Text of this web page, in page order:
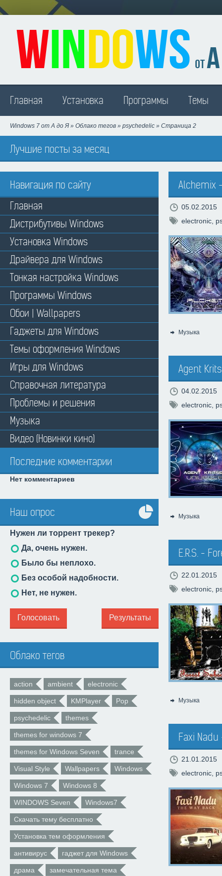
Главная Установка Программы Темы
Windows 7 от А до Я » Облако тегов » psychedelic » Страница 2
Лучшие посты за месяц
Навигация по сайту
Главная
Дистрибутивы Windows
Установка Windows
Драйвера для Windows
Тонкая настройка Windows
Программы Windows
Обои | Wallpapers
Гаджеты для Windows
Темы оформления Windows
Игры для Windows
Справочная литература
Проблемы и решения
Музыка
Видео (Новинки кино)
Последние комментарии
Нет комментариев
Наш опрос
Все
опросы
Нужен ли торрент трекер?
Да, очень нужен.
Было бы неплохо.
Без особой надобности.
Нет, не нужен.
Голосовать Результаты
Облако тегов
action ambient electronic
hidden object KMPlayer Pop
psychedelic themes
themes for windows 7
themes for Windows Seven trance
Visual Style Wallpapers Windows
Windows 7 Windows 8
WINDOWS Seven Windows7
Скачать тему бесплатно
Установка тем оформления
антивирус гаджет для Windows
драма замечательная тема
Alchemix
05.02.2015
electronic
Музыка
Agent
04.02.2015
electronic
Музыка
E.R.S. -
22.01.2015
electronic
Музыка
Faxi Nadu
21.01.2015
electronic